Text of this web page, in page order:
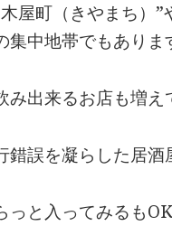
屋町（きやまち）
中地帯でもありま
出来るお店も増え
錯誤を凝らした居酒
っと入ってみるもOK